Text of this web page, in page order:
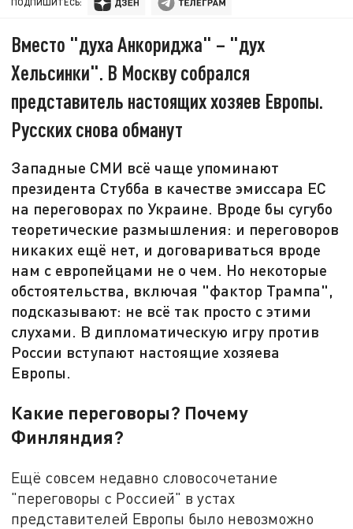
ПОДПИШИТЕСЬ:
Вместо "духа Анкориджа" – "дух
Хельсинки". В Москву собрался
представитель настоящих хозяев Европы.
Русских снова обманут
Западные СМИ всё чаще упоминают
президента Стубба в качестве эмиссара ЕС
на переговорах по Украине. Вроде бы сугубо
теоретические размышления: и переговоров
никаких ещё нет, и договариваться вроде
нам с европейцами не о чем. Но некоторые
обстоятельства, включая "фактор Трампа",
подсказывают: не всё так просто с этими
слухами. В дипломатическую игру против
России вступают настоящие хозяева
Европы.
Какие переговоры? Почему
Финляндия?
Ещё совсем недавно словосочетание
"переговоры с Россией" в устах
представителей Европы было невозможно